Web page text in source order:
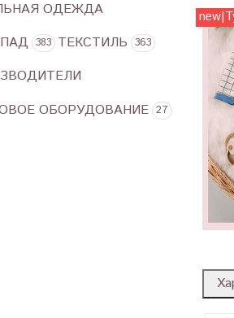
ОДЕЖДА
383 ТЕКСТИЛЬ 363
ОБОРУДОВАНИЕ 27